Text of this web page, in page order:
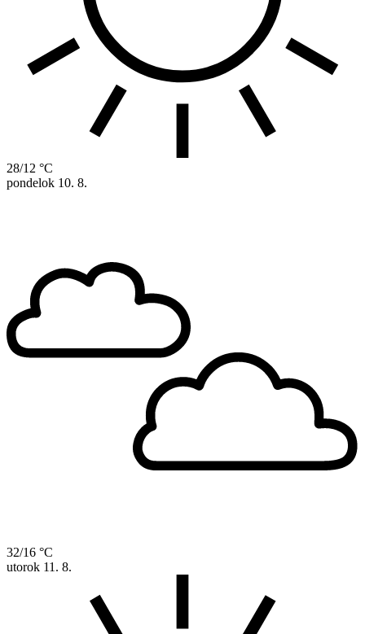
28/12 °C
pondelok 10. 8.
32/16 °C
utorok 11. 8.